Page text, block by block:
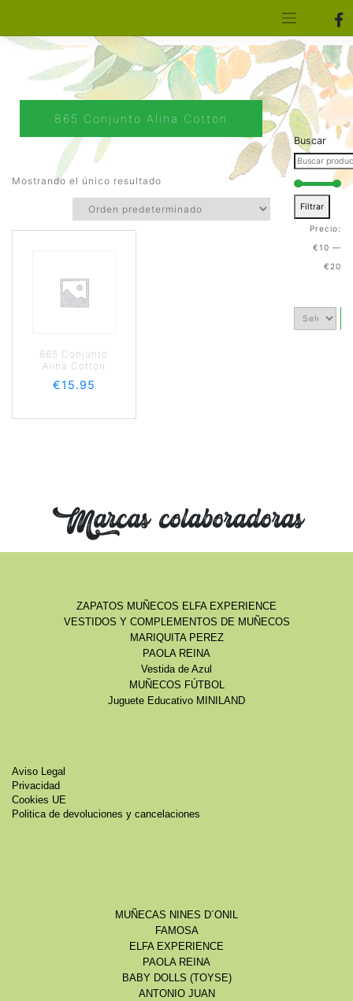
865 Conjunto Alina Cotton
Mostrando el único resultado
865 Conjunto
Alina Cotton
€15.95
Buscar
Filtrar
Precio:
€10 —
€20
Marcas colaboradoras
ZAPATOS MUÑECOS ELFA EXPERIENCE
VESTIDOS Y COMPLEMENTOS DE MUÑECOS
MARIQUITA PEREZ
PAOLA REINA
Vestida de Azul
MUÑECOS FÚTBOL
Juguete Educativo MINILAND
Aviso Legal
Privacidad
Cookies UE
Politica de devoluciones y cancelaciones
MUÑECAS NINES D´ONIL
FAMOSA
ELFA EXPERIENCE
PAOLA REINA
BABY DOLLS (TOYSE)
ANTONIO JUAN